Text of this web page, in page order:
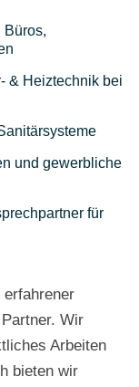
Büros,
& Heiztechnik bei
und gewerbliche
für
Wir
Arbeiten
bieten wir